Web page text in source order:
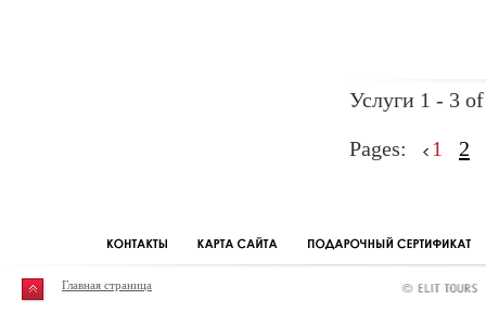
Услуги 1 - 3
Pages: 1 2
Главная страница